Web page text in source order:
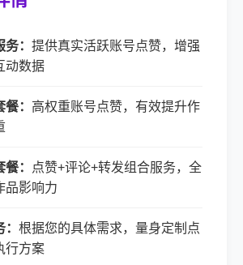
： 提供真实活跃账号点赞，增强
动数据
： 高权重账号点赞，有效提升作
：
点赞+评论+转发组合服务，全
品影响力
根据您的具体需求，量身定制点
行方案